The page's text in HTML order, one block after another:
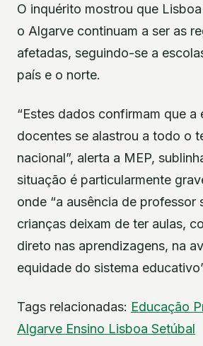
O inquérito mostrou que
o Algarve continuam a ser as
afetadas, seguindo-se a
país e o norte.
“Estes dados confirmam que a
docentes se alastrou a todo o
nacional”, alerta a MEP,
situação é particularmente
onde “a ausência de professor
crianças deixam de ter aulas,
direto nas aprendizagens, na
equidade do sistema
Tags relacionadas: Educação
Algarve Ensino Lisboa Setúbal